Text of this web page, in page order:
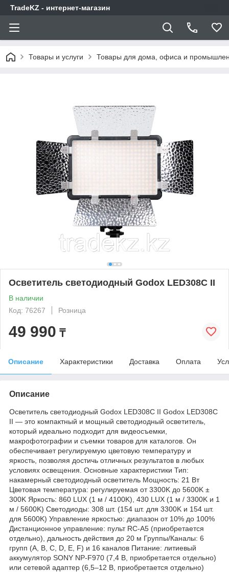
TradeKZ - интернет-магазин
Товары и услуги Товары для дома, офиса и
Осветитель светодиодный Godox LED308C II
В наличии
Код: 76267
Розница
49 990 ₸
Описание Характеристики Доставка Оплата
Описание
Осветитель светодиодный Godox LED308C II Godox LED308C
II — это компактный и мощный светодиодный осветитель,
который идеально подходит для видеосъемки,
макрофотографии и съемки товаров для каталогов. Он
обеспечивает регулируемую цветовую температуру и
яркость, позволяя достичь отличных результатов в любых
условиях освещения. Основные характеристики Тип:
накамерный светодиодный осветитель Мощность: 21 Вт
Цветовая температура: регулируемая от 3300K до 5600K ±
300K Яркость: 860 LUX (1 м / 4100K), 430 LUX (1 м / 3300K и 1
м / 5600K) Светодиоды: 308 шт. (154 шт. для 3300K и 154 шт.
для 5600K) Управление яркостью: диапазон от 10% до 100%
Дистанционное управление: пульт RC-A5 (приобретается
отдельно), дальность действия до 20 м Группы/Каналы: 6
групп (A, B, C, D, E, F) и 16 каналов Питание: литиевый
аккумулятор SONY NP-F970 (7,4 В, приобретается отдельно)
или сетевой адаптер (6,5–12 В, приобретается отдельно)